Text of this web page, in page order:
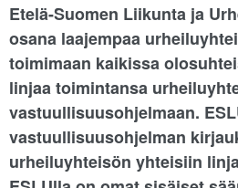
Etelä-Suomen Liikunta ja
osana laajempaa
toimimaan kaikissa
linjaa toimintansa
vastuullisuusohjelmaan.
vastuullisuusohjelman
urheiluyhteisön yhteisiin